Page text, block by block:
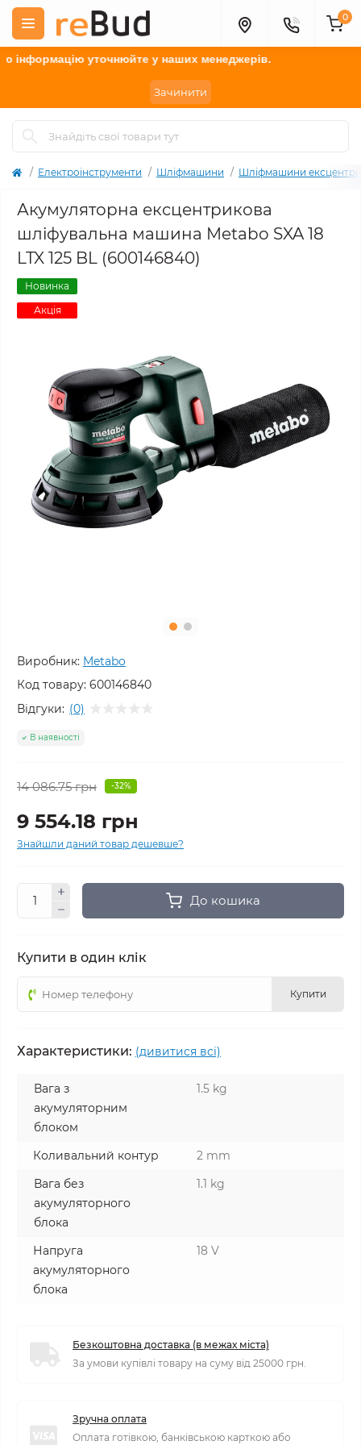
уточнюйтеу наших менеджерів.
Зачинити
0
Електроінструменти Шліфмашини Шліфмашини
Акумуляторна ексцентрикова
шліфувальна машина Metabo SXA 18
LTX 125 BL (600146840)
Новинка
Акція
Виробник: Metabo
Код товару: 600146840
Відгуки: (0)
В наявності
14 086.75 грн -32%
9 554.18 грн
Знайшли даний товар дешевше?
До кошика
Купити в один клік
Купити
Характеристики: (дивитися всі)
Вага з
акумуляторним
блоком
1.5 kg
Коливальний контур
2 mm
Вага без
акумуляторного
блока
1.1 kg
Напруга
акумуляторного
блока
18 V
Безкоштовна доставка (в межах міста)
За умови купівлі товару на суму від 25000 грн.
Зручна оплата
Оплата готівкою, банківською карткою або